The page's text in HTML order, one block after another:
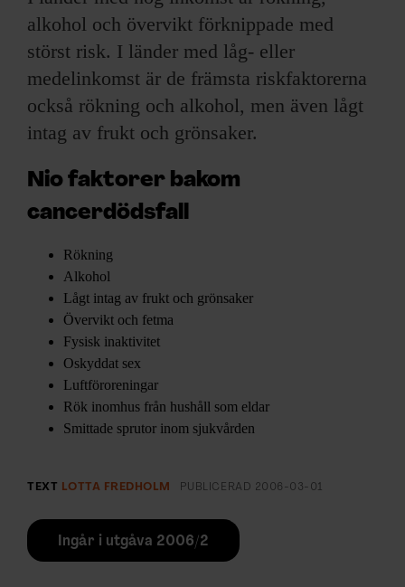
OM F&F
alkohol och övervikt förknippade med
störst risk. I länder med låg- eller
medelinkomst är de främsta riskfaktorerna
också rökning och alkohol, men även lågt
intag av frukt och grönsaker.
Nio faktorer bakom
cancerdödsfall
Rökning
Alkohol
Lågt intag av frukt och grönsaker
Övervikt och fetma
Fysisk inaktivitet
Oskyddat sex
Luftföroreningar
Rök inomhus från hushåll som eldar
Smittade sprutor inom sjukvården
TEXT LOTTA FREDHOLM PUBLICERAD 2006-03-01
Ingår i utgåva 2006/2